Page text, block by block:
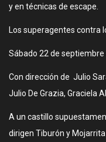
y en técnicas de escape.
Los superagentes contra
Sábado 22 de septiembre
Con dirección de Julio
Julio De Grazia, Graciela
A un castillo
dirigen Tiburón y